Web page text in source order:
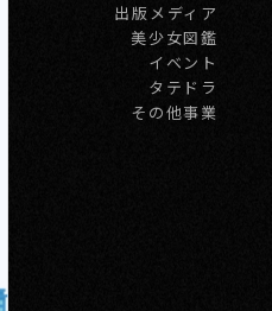
出版メディア
美少女図鑑
イベント
タテドラ
その他事業